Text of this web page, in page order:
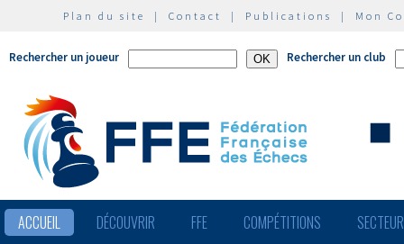
Plan du site | Contact | Publications | Mon
Rechercher un joueur Rechercher un club
ACCUEIL DÉCOUVRIR FFE COMPÉTITIONS